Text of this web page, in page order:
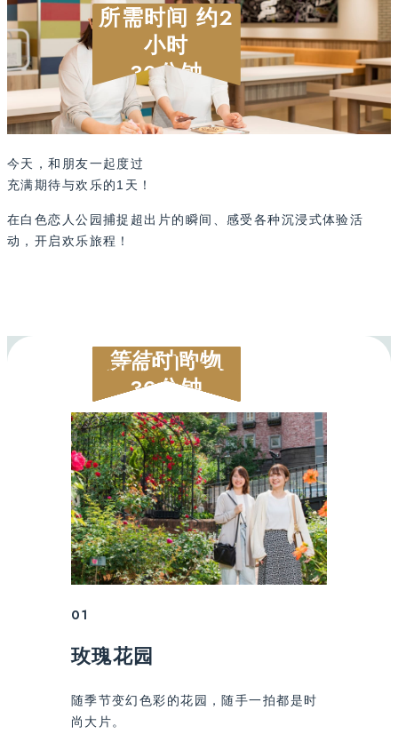
所需时间约2
小时
30分钟
今天，和朋友一起度过
充满期待与欢乐的1天！
在白色恋人公园捕捉超出片的瞬间、感受各种沉浸式体验活
动，开启欢乐旅程！
所需时间约15
分钟
01
玫瑰花园‌
随季节变幻色彩的花园，随手一拍都是时
尚大片。
所需时间约
20分钟
所需时间约
40分钟
所需时间约
40分钟
所需时间约5
分钟
所需时间约
30分钟
等待时购物